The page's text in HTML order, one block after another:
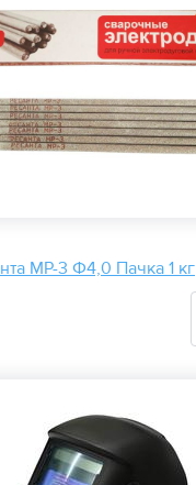
МР-3 Ф4,0 Пачка 1 кг